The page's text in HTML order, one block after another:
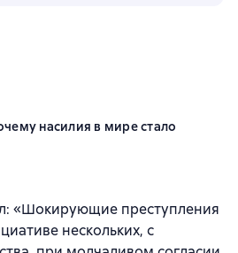
насилия в мире стало
4,4 на основе 170 оценок
«Шокирующие преступления
нескольких, с